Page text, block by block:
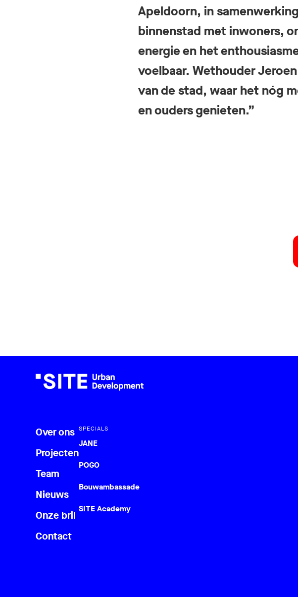
Apeldoorn, in
binnenstad met inwoners,
energie en het
voelbaar. Wethouder
van de stad, waar het nóg
en ouders genieten.”
Over ons
Projecten
Team
Nieuws
Onze bril
Contact
SPECIALS
JANE
POGO
Bouwambassade
SITE Academy